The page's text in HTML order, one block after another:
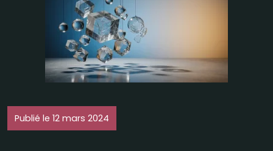
Publié le 12 mars 2024